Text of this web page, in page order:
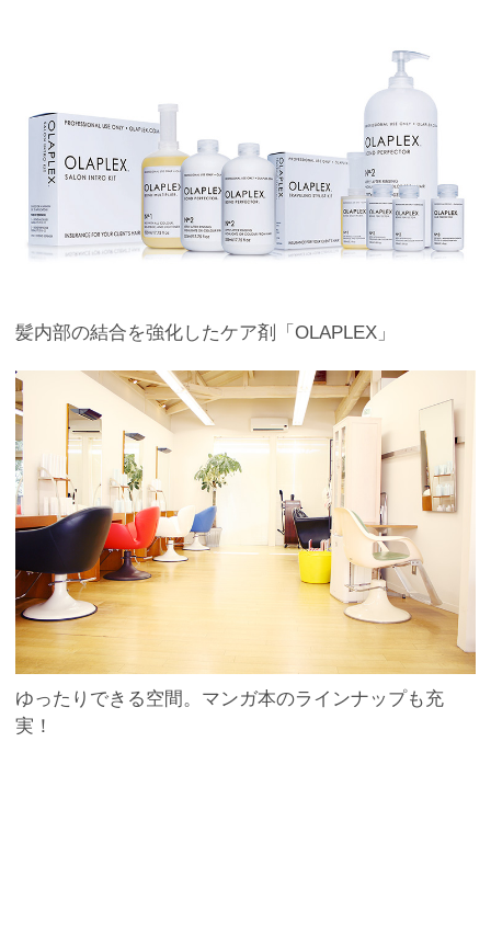
髪内部の結合を強化したケア剤「OLAPLEX」
ゆったりできる空間。マンガ本のラインナップも充
実！